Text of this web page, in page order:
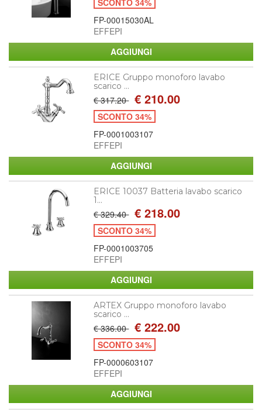
FP-00015030AL
EFFEPI
ERICE Gruppo monoforo lavabo
scarico ...
€ 317.20 € 210.00
SCONTO 34%
FP-0001003107
EFFEPI
ERICE 10037 Batteria lavabo scarico
1...
€ 329.40 € 218.00
SCONTO 34%
FP-0001003705
EFFEPI
ARTEX Gruppo monoforo lavabo
scarico ...
€ 336.00 € 222.00
SCONTO 34%
FP-0000603107
EFFEPI